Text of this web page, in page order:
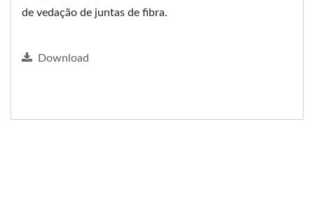
de vedação de juntas de fibra.
Download